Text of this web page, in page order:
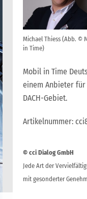
Michael Thiess (Abb. ©
in Time)
Mobil in Time
einem Anbieter
DACH-Gebiet.
Artikelnummer:
© cci Dialog GmbH
Jede Art der
mit gesonderter